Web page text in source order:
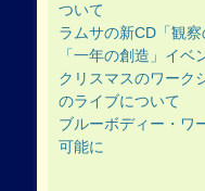
ついて
ラムサの新CD「観
「一年の創造」イベ
クリスマスのワーク
のライブについて
ブルーボディー・ワ
可能に